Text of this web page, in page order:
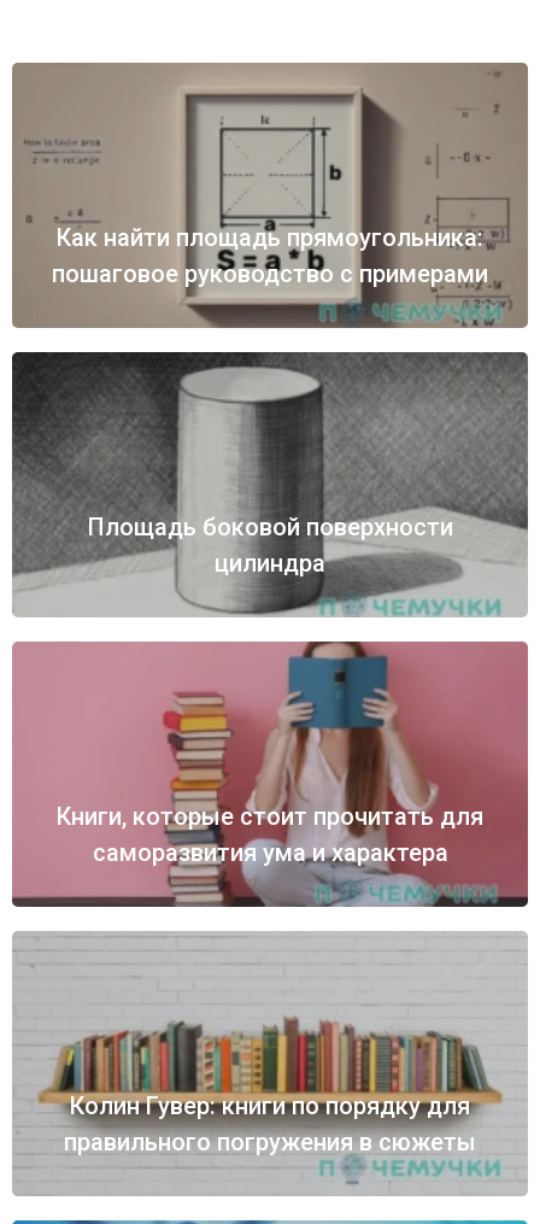
Как найти площадь прямоугольника:
пошаговое руководство с примерами
Площадь боковой поверхности
цилиндра
Книги, которые стоит прочитать для
саморазвития ума и характера
Колин Гувер: книги по порядку для
правильного погружения в сюжеты